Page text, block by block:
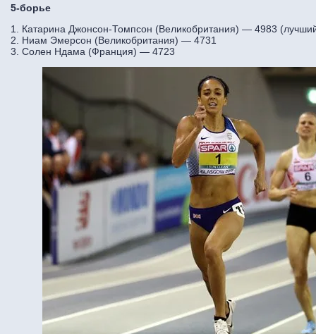
5-борье
1. Катарина Джонсон-Томпсон (Великобритания) — 4983
2. Ниам Эмерсон (Великобритания) — 4731
3. Солен Ндама (Франция) — 4723